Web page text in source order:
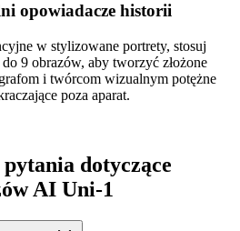
opowiadacze historii
w stylizowane portrety, stosuj
9 obrazów, aby tworzyć złożone
i twórcom wizualnym potężne
poza aparat.
pytania dotyczące
AI Uni-1